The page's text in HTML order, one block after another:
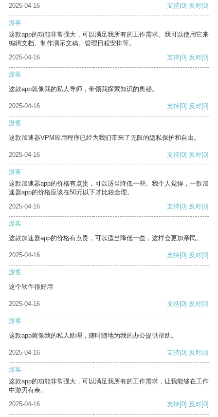
2025-04-16
支持[0] 反对[0]
游客
这款app的功能非常强大，可以满足我所有的工作需求。我可以使用它来
编辑文档、制作演示文稿、管理日程安排等。
2025-04-16
支持[0] 反对[0]
游客
这款app就像我的私人导师，带领我探索知识的奥秘。
2025-04-16 支持[0] 反对[0]
游客
这款加速器VPM应用程序已经为我们带来了无限的隐私保护和自由。
2025-04-16 支持[0] 反对[0]
游客
这款加速器app的价格有点贵，可以适当降低一些。我个人觉得，一款加
速器app的价格应该在50元以下才比较合理。
2025-04-16
支持[0] 反对[0]
游客
这款加速器app的价格有点贵，可以适当降低一些，这样会更加亲民。
2025-04-16 支持[0] 反对[0]
游客
这个软件很好用
2025-04-16 支持[0] 反对[0]
游客
这款app就像我的私人助理，随时随地为我的办公提供帮助。
2025-04-16 支持[0] 反对[0]
游客
这款app的功能非常强大，可以满足我所有的工作需求，让我能够在工作
中游刃有余。
2025-04-16
支持[0] 反对[0]